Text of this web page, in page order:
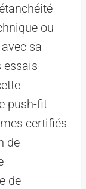
ou
sa
essais
push-fit
certifiés
de
de